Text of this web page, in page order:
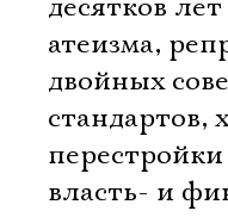
десятков лет
атеизма,
двойных
стандартов,
власть- и